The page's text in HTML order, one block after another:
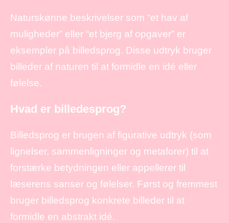
Naturskønne beskrivelser som “et hav af
muligheder” eller “et bjerg af opgaver” er
eksempler på billedsprog. Disse udtryk bruger
billeder af naturen til at formidle en idé eller
følelse.
Hvad er billedesprog?
Billedsprog er brugen af figurative udtryk (som
lignelser, sammenligninger og metaforer) til at
forstærke betydningen eller appellerer til
læserens sanser og følelser. Først og fremmest
bruger billedsprog konkrete billeder til at
formidle en abstrakt idé.